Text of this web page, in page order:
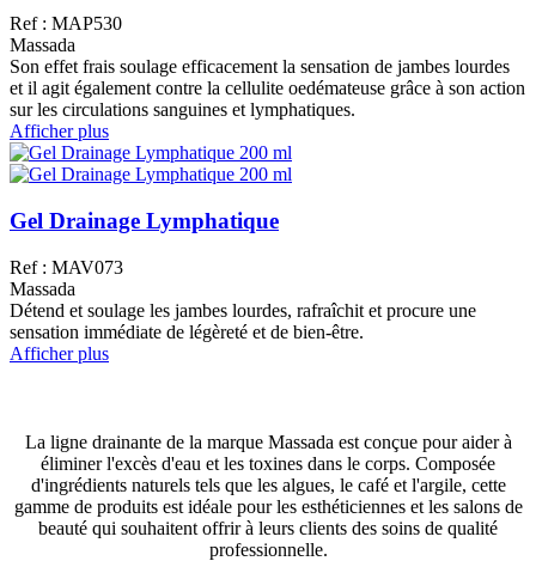
Ref : MAP530
Massada
Son effet frais soulage efficacement la sensation de jambes lourdes
et il agit également contre la cellulite oedémateuse grâce à son action
sur les circulations sanguines et lymphatiques.
Afficher plus
Gel Drainage Lymphatique
Ref : MAV073
Massada
Détend et soulage les jambes lourdes, rafraîchit et procure une
sensation immédiate de légèreté et de bien-être.
Afficher plus
La ligne drainante de la marque Massada est conçue pour aider à
éliminer l'excès d'eau et les toxines dans le corps. Composée
d'ingrédients naturels tels que les algues, le café et l'argile, cette
gamme de produits est idéale pour les esthéticiennes et les salons de
beauté qui souhaitent offrir à leurs clients des soins de qualité
professionnelle.